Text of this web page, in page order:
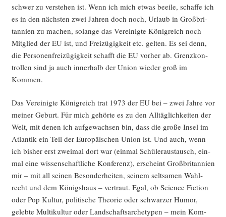
schwer zu ver­ste­hen ist. Wenn ich mich etwas beei­le, schaf­fe ich
es in den nächs­ten zwei Jah­ren doch noch, Urlaub in Groß­bri­
tan­ni­en zu machen, solan­ge das Ver­ei­nig­te König­reich noch
Mit­glied der EU ist, und Frei­zü­gig­keit etc. gel­ten. Es sei denn,
die Per­so­nen­frei­zü­gig­keit schafft die EU vor­her ab. Grenz­kon­
trol­len sind ja auch inner­halb der Uni­on wie­der groß im
Kommen.
Das Ver­ei­nig­te König­reich trat 1973 der EU bei – zwei Jah­re vor
mei­ner Geburt. Für mich gehör­te es zu den All­täg­lich­kei­ten der
Welt, mit denen ich auf­ge­wach­sen bin, dass die gro­ße Insel im
Atlan­tik ein Teil der Euro­päi­schen Uni­on ist. Und auch, wenn
ich bis­her erst zwei­mal dort war (ein­mal Schü­ler­aus­tausch, ein­
mal eine wis­sen­schaft­li­che Kon­fe­renz), erscheint Groß­bri­tan­ni­en
mir – mit all sei­nen Beson­der­hei­ten, sei­nem selt­sa­men Wahl­
recht und dem Königs­haus – ver­traut. Egal, ob Sci­ence Fic­tion
oder Pop Kul­tur, poli­ti­sche Theo­rie oder schwar­zer Humor,
geleb­te Mul­ti­kul­tur oder Land­schafts­ar­che­ty­pen – mein Kom­